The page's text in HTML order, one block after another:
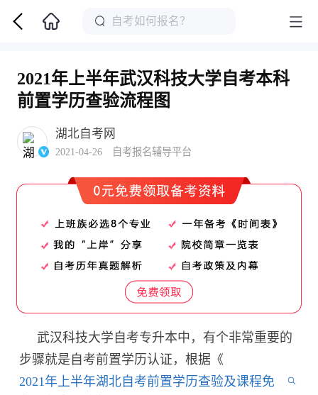
2021年上半年武汉科技大学自考本科
前置学历查验流程图
湖北自考网
2021-04-26 自考报名辅导平台
武汉科技大学自考专升本中，有个非常重要的
步骤就是自考前置学历认证，根据《
2021年上半年湖北自考前置学历查验及课程免